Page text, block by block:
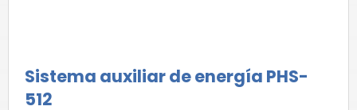
Sistema auxiliar de energía PHS-
512